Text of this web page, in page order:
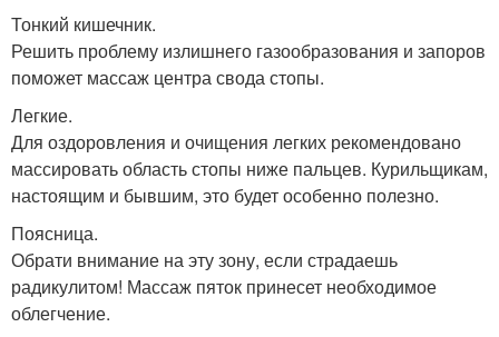
Тонкий кишечник.
Решить проблему излишнего газообразования и запоров
поможет массаж центра свода стопы.
Легкие.
Для оздоровления и очищения легких рекомендовано
массировать область стопы ниже пальцев. Курильщикам,
настоящим и бывшим, это будет особенно полезно.
Поясница.
Обрати внимание на эту зону, если страдаешь
радикулитом! Массаж пяток принесет необходимое
облегчение.